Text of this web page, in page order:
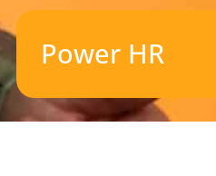
Power HR